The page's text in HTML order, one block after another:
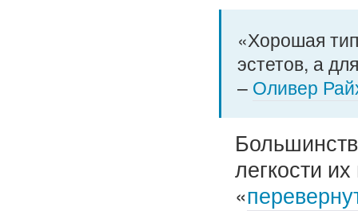
«Хорошая
эстетов, а
– Оливер
легкости
«